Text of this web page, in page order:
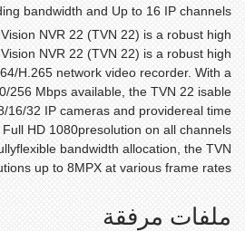
bandwidth and Up to 16 IP channels.
NVR 22 (TVN 22) is a robust high
NVR 22 (TVN 22) is a robust high
H.265 network video recorder. With a
256 Mbps available, the TVN 22 isable
16/32 IP cameras and providereal time
HD 1080presolution on all channels
bandwidth allocation, the TVN
up to 8MPX at various frame rates.
ملفات مرفقة